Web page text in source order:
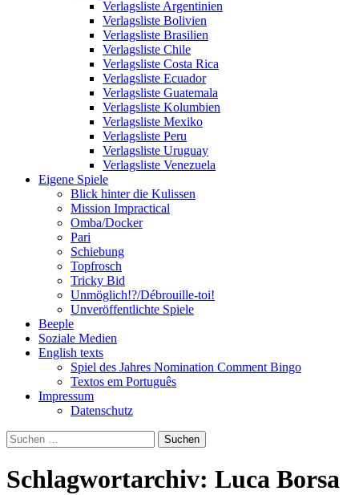
Verlagsliste Argentinien
Verlagsliste Bolivien
Verlagsliste Brasilien
Verlagsliste Chile
Verlagsliste Costa Rica
Verlagsliste Ecuador
Verlagsliste Guatemala
Verlagsliste Kolumbien
Verlagsliste Mexiko
Verlagsliste Peru
Verlagsliste Uruguay
Verlagsliste Venezuela
Eigene Spiele
Blick hinter die Kulissen
Mission Impractical
Omba/Docker
Pari
Schiebung
Topfrosch
Tricky Bid
Unmöglich!?/Débrouille-toi!
Unveröffentlichte Spiele
Beeple
Soziale Medien
English texts
Spiel des Jahres Nomination Comment Bingo
Textos em Português
Impressum
Datenschutz
Suchen
nach:
Schlagwortarchiv: Luca Borsa